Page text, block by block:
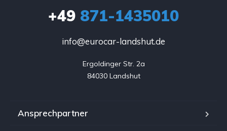
+49 871-1435010
info@eurocar-landshut.de
Ergoldinger Str. 2a
84030 Landshut
Ansprechpartner